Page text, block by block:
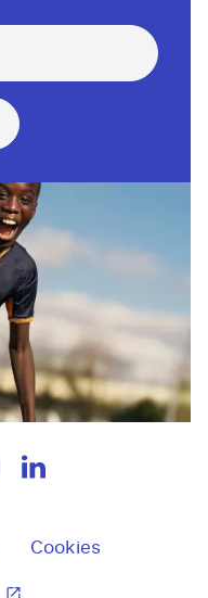
Cookies